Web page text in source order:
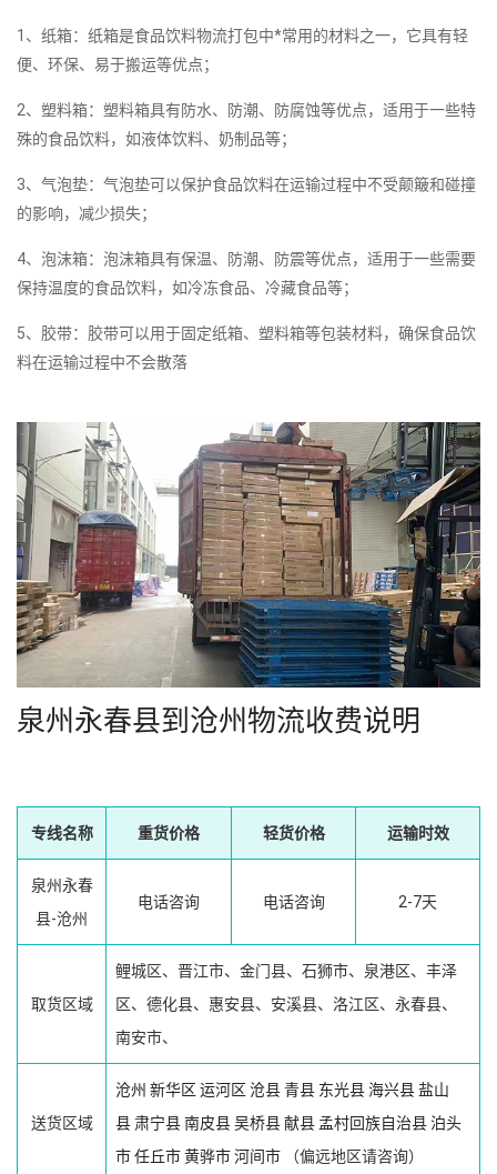
1、纸箱：纸箱是食品饮料物流打包中*常用的材料之一，它具有轻
便、环保、易于搬运等优点；
2、塑料箱：塑料箱具有防水、防潮、防腐蚀等优点，适用于一些特
殊的食品饮料，如液体饮料、奶制品等；
3、气泡垫：气泡垫可以保护食品饮料在运输过程中不受颠簸和碰撞
的影响，减少损失；
4、泡沫箱：泡沫箱具有保温、防潮、防震等优点，适用于一些需要
保持温度的食品饮料，如冷冻食品、冷藏食品等；
5、胶带：胶带可以用于固定纸箱、塑料箱等包装材料，确保食品饮
料在运输过程中不会散落
泉州永春县到沧州物流收费说明
专线名称 重货价格 轻货价格 运输时效
泉州永春
县-沧州
电话咨询 电话咨询 2-7天
取货区域
鲤城区、晋江市、金门县、石狮市、泉港区、丰泽
区、德化县、惠安县、安溪县、洛江区、永春县、
南安市、
送货区域
沧州 新华区 运河区 沧县青县 东光县海兴县盐山
县肃宁县南皮县吴桥县献县 孟村回族自治县 泊头
市任丘市黄骅市河间市 （偏远地区请咨询）